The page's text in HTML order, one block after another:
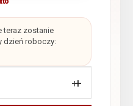
teraz zostanie
dzień roboczy:
+